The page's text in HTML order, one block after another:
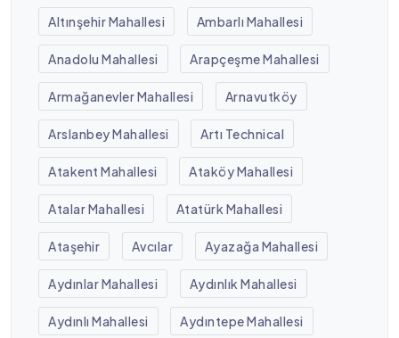
Altınşehir Mahallesi Ambarlı Mahallesi
Anadolu Mahallesi Arapçeşme Mahallesi
Armağanevler Mahallesi Arnavutköy
Arslanbey Mahallesi Artı Technical
Atakent Mahallesi Ataköy Mahallesi
Atalar Mahallesi Atatürk Mahallesi
Ataşehir Avcılar Ayazağa Mahallesi
Aydınlar Mahallesi Aydınlık Mahallesi
Aydınlı Mahallesi Aydıntepe Mahallesi